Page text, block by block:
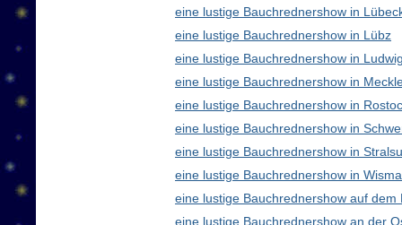
eine lustige Bauchrednershow in
eine lustige Bauchrednershow in Lübz
eine lustige Bauchrednershow in
eine lustige Bauchrednershow in
eine lustige Bauchrednershow in
eine lustige Bauchrednershow in
eine lustige Bauchrednershow in
eine lustige Bauchrednershow in
eine lustige Bauchrednershow auf dem
eine lustige Bauchrednershow an der